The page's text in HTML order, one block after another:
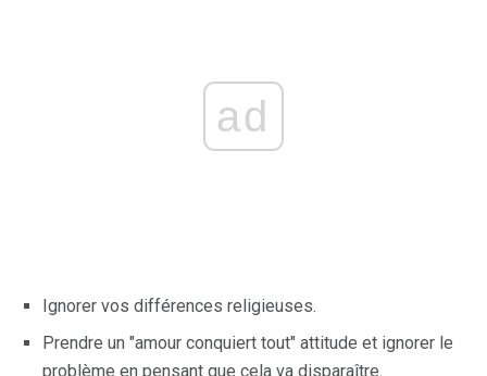
ad
Ignorer vos différences religieuses.
Prendre un "amour conquiert tout" attitude et ignorer le
problème en pensant que cela va disparaître.